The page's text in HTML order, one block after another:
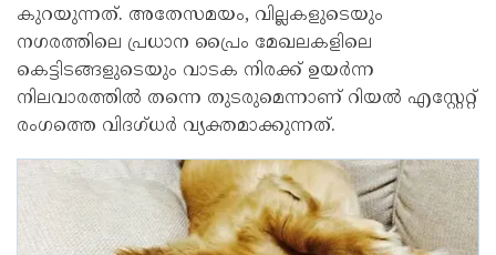
കുറയുന്നത്. അതേസമയം, വില്ലകളുടെയും
നഗരത്തിലെ പ്രധാന പ്രൈം മേഖലകളിലെ
കെട്ടിടങ്ങളുടെയും വാടക നിരക്ക് ഉയര്‍ന്ന
നിലവാരത്തില്‍ തന്നെ തുടരുമെന്നാണ് റിയല്‍ എസ്റ്റേറ്റ്
രംഗത്തെ വിദഗ്ധര്‍ വ്യക്തമാക്കുന്നത്.